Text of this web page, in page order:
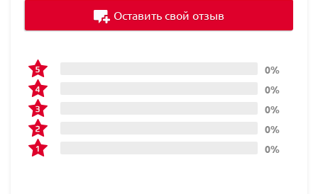
0%
0%
0%
0%
0%
Оставить свой отзыв